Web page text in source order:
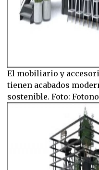
El mobiliario y
tienen acabados
sostenible. Foto: